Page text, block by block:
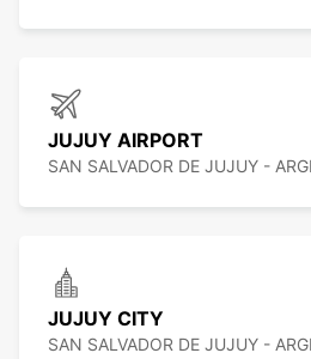
JUJUY AIRPORT
SAN SALVADOR DE JUJUY -
JUJUY CITY
SAN SALVADOR DE JUJUY -